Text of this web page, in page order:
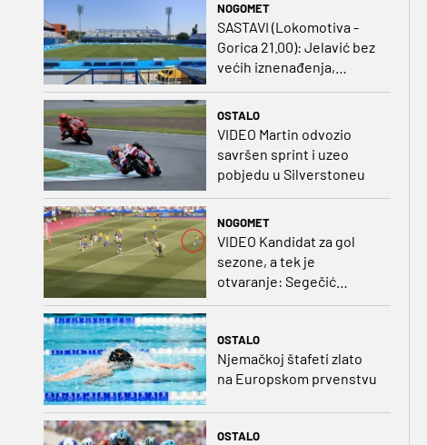
NOGOMET
SASTAVI (Lokomotiva -
Gorica 21.00): Jelavić bez
većih iznenađenja,
OSTALO
VIDEO Martin odvozio
savršen sprint i uzeo
pobjedu u Silverstoneu
NOGOMET
VIDEO Kandidat za gol
sezone, a tek je
otvaranje: Segečić
bombom probio West
OSTALO
Njemačkoj štafeti zlato
na Europskom prvenstvu
OSTALO